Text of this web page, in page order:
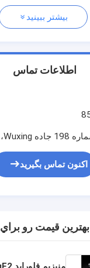
بیشتر ببینید
اطلاعات تماس
اکنون تماس بگیرید
بهترين قيمت رو براي